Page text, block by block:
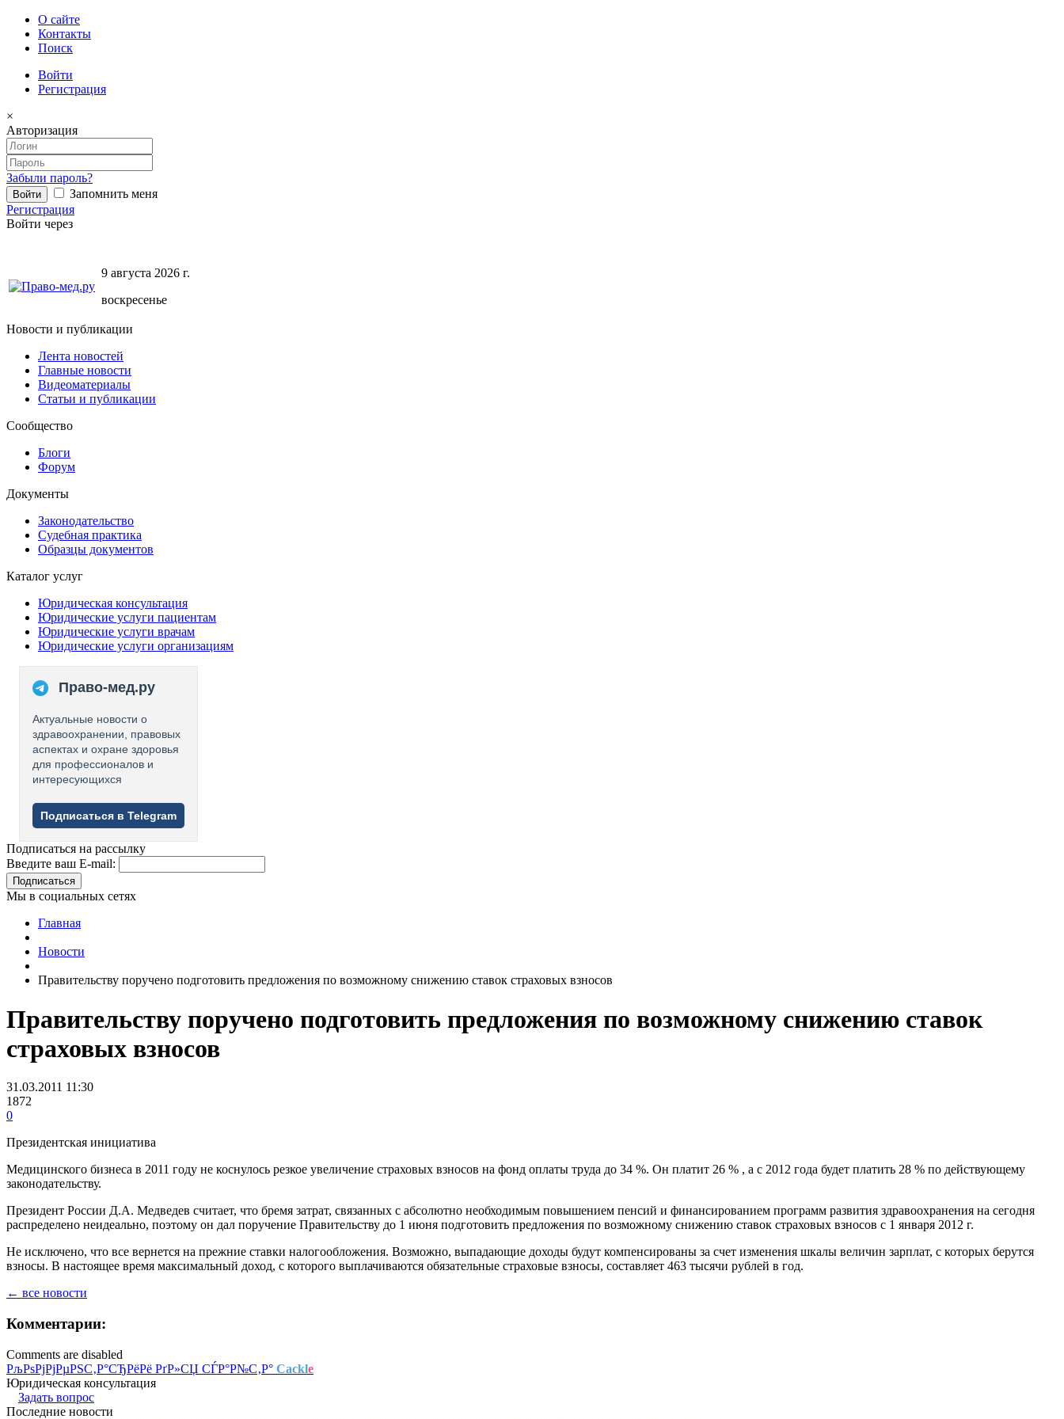
О сайте
Контакты
Поиск
Войти
Регистрация
×
Авторизация
Забыли пароль?
Запомнить меня
Регистрация
Войти через
9 августа 2026 г.
воскресенье
Новости и публикации
Лента новостей
Главные новости
Видеоматериалы
Статьи и публикации
Сообщество
Блоги
Форум
Документы
Законодательство
Судебная практика
Образцы документов
Каталог услуг
Юридическая консультация
Юридические услуги пациентам
Юридические услуги врачам
Юридические услуги организациям
Право-мед.ру
Актуальные новости о
здравоохранении, правовых
аспектах и охране здоровья
для профессионалов и
интересующихся
Подписаться в Telegram
Подписаться на рассылку
Введите ваш E-mail:
Подписаться
Мы в социальных сетях
Главная
Новости
Правительству поручено подготовить предложения по возможному снижению ставок страховых взносов
Правительству поручено подготовить предложения по возможному снижению ставок
страховых взносов
31.03.2011 11:30
1872
0
Президентская инициатива
Медицинского бизнеса в 2011 году не коснулось резкое увеличение страховых взносов на фонд оплаты труда до 34 %. Он платит 26 % , а с 2012 года будет платить 28 % по действующему
законодательству.
Президент России Д.А. Медведев считает, что бремя затрат, связанных с абсолютно необходимым повышением пенсий и финансированием программ развития здравоохранения на сегодня
распределено неидеально, поэтому он дал поручение Правительству до 1 июня подготовить предложения по возможному снижению ставок страховых взносов с 1 января 2012 г.
Не исключено, что все вернется на прежние ставки налогообложения. Возможно, выпадающие доходы будут компенсированы за счет изменения шкалы величин зарплат, с которых берутся
взносы. В настоящее время максимальный доход, с которого выплачиваются обязательные страховые взносы, составляет 463 тысячи рублей в год.
← все новости
Комментарии:
Comments are disabled
РљРѕРјРјРµРЅС‚Р°СЂРёРё РґР»СЏ СЃР°Р№С‚Р° Cackle
Юридическая консультация
Задать вопрос
Последние новости